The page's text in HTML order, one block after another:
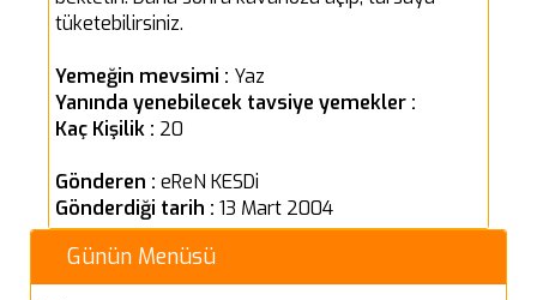
tüketebilirsiniz.
Yemeğin mevsimi : Yaz
Yanında yenebilecek tavsiye yemekler :
Kaç Kişilik : 20
Gönderen : eReN KESDi
Gönderdiği tarih : 13 Mart 2004
Günün Menüsü